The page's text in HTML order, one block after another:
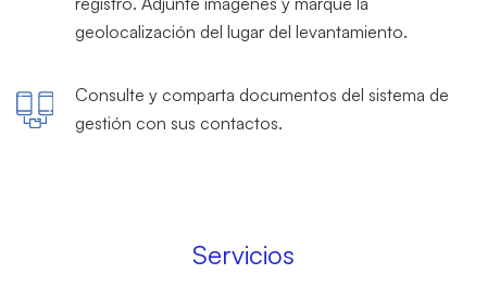
geolocalización del lugar del levantamiento.
Consulte y comparta documentos del sistema de
gestión con sus contactos.
Servicios